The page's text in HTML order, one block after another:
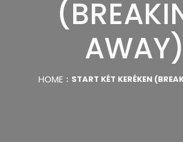
AWAY)
HOME START KÉT KERÉKEN